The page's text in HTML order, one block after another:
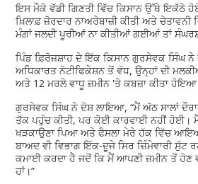
ਇਸ ਮੌਕੇ ਵੱਡੀ ਗਿਣਤੀ ਵਿੱਚ ਕਿਸਾਨ ਉੱਥੇ ਇਕੱਠੇ
ਖ਼ਿਲਾਫ਼ ਜ਼ੋਰਦਾਰ ਨਾਅਰੇਬਾਜ਼ੀ ਕੀਤੀ ਅਤੇ
ਮੰਗਾਂ ਜਲਦੀ ਪੂਰੀਆਂ ਨਾ ਕੀਤੀਆਂ ਗਈਆਂ ਤਾਂ
ਪਿੰਡ ਫ਼ਿਰੋਜ਼ਸ਼ਾਹ ਦੇ ਇੱਕ ਕਿਸਾਨ ਗੁਰਸੇਵਕ ਸਿੰਘ
ਅਧਿਕਾਰਤ ਨੋਟੀਫਿਕੇਸ਼ਨ ਤੋਂ ਵੱਧ, ਉਨ੍ਹਾਂ ਦੀ
ਅਤੇ 12 ਮਰਲੇ ਵਾਧੂ ਜ਼ਮੀਨ 'ਤੇ ਕਬਜ਼ਾ ਕੀਤਾ
ਗੁਰਸੇਵਕ ਸਿੰਘ ਨੇ ਦੋਸ਼ ਲਾਇਆ, “ਮੈਂ ਅੱਠ ਸਾਲਾਂ
ਤੱਕ ਪਹੁੰਚ ਕੀਤੀ, ਪਰ ਕੋਈ ਕਾਰਵਾਈ ਨਹੀਂ ਹੋਈ।
ਖੜਕਾਉਣਾ ਪਿਆ ਅਤੇ ਫੈਸਲਾ ਮੇਰੇ ਹੱਕ ਵਿੱਚ
ਬਾਅਦ ਵੀ ਵਿਭਾਗ ਇੱਕ-ਦੂਜੇ ਸਿਰ ਜ਼ਿੰਮੇਵਾਰੀ ਸੁੱਟ
ਕਮਾਈ ਕਰਦਾ ਹੈ ਜਦੋਂ ਕਿ ਮੈਂ ਆਪਣੀ ਜ਼ਮੀਨ ਤੋਂ ਹੋਣ
ਹਾਂ।”